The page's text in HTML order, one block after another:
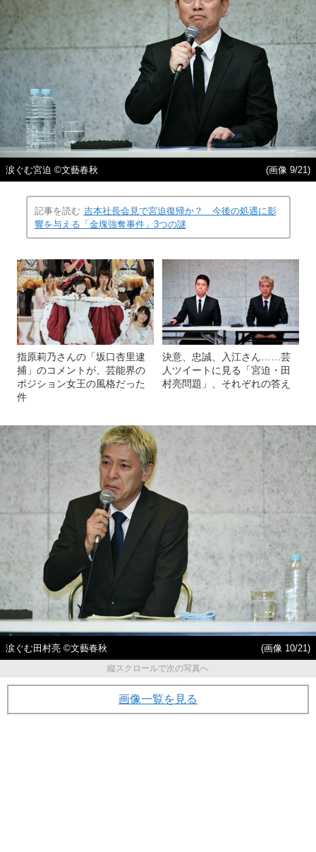
涙ぐむ宮迫 ©文藝春秋 (画像 9/21)
記事を読む 吉本社長会見で宮迫復帰か？ 今後の処遇に影
響を与える「金塊強奪事件」3つの謎
指原莉乃さんの「坂口杏里逮
捕」のコメントが、芸能界の
ポジション女王の風格だった
件
決意、忠誠、入江さん……芸
人ツイートに見る「宮迫・田
村亮問題」、それぞれの答え
涙ぐむ田村亮 ©文藝春秋
(画像 10/21)
縦スクロールで次の写真へ
画像一覧を見る